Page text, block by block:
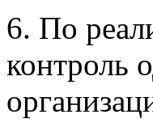
6. По
контроль